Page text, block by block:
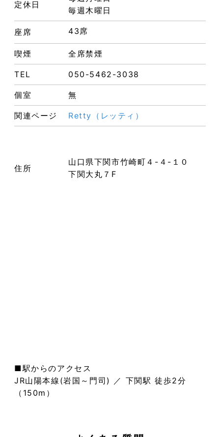
定休日
毎週木曜日
座席 43席
喫煙 全席禁煙
TEL 050-5462-3038
個室 無
関連ページ Retty（レッティ）
住所
山口県下関市竹崎町４-４-１０
下関大丸７F
■駅からのアクセス
JR山陽本線(岩国～門司) ／ 下関駅 徒歩2分
（150m）